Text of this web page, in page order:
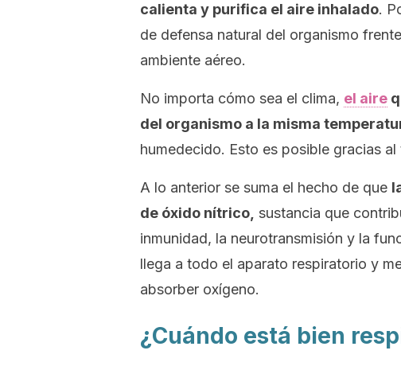
calienta y purifica el aire inhalado.
de defensa natural del organismo
ambiente aéreo.
No importa cómo sea el clima, el aire
del organismo a la misma
humedecido. Esto es posible gracias
A lo anterior se suma el hecho de que
de óxido nítrico, sustancia que
inmunidad, la neurotransmisión y la
llega a todo el aparato respiratorio y
absorber oxígeno.
¿Cuándo está bien